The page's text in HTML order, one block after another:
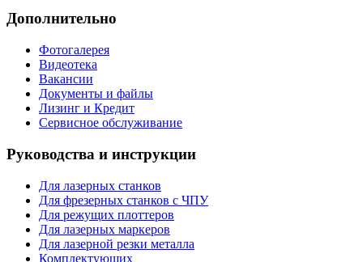
Дополнительно
Фотогалерея
Видеотека
Вакансии
Документы и файлы
Лизинг и Кредит
Сервисное обслуживание
Руководства и инструкции
Для лазерных станков
Для фрезерных станков с ЧПУ
Для режущих плоттеров
Для лазерных маркеров
Для лазерной резки металла
Комплектующих